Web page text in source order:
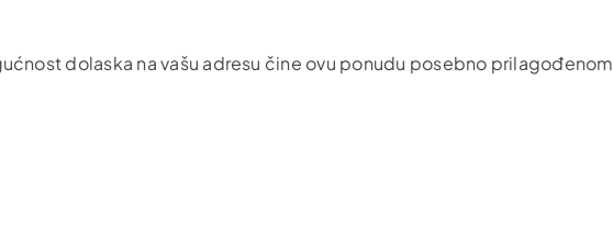
dolaska na vašu adresu čine ovu ponudu posebno prilagođenom